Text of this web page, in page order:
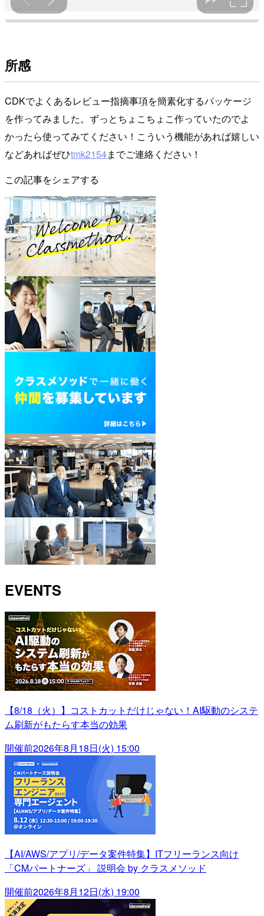
所感
CDKでよくあるレビュー指摘事項を簡素化するパッケージ
を作ってみました。ずっとちょこちょこ作っていたのでよ
かったら使ってみてください！こういう機能があれば嬉しい
などあればぜひtmk2154までご連絡ください！
この記事をシェアする
EVENTS
【8/18（火）】コストカットだけじゃない！AI駆動のシステ
ム刷新がもたらす本当の効果
開催前2026年8月18日(火) 15:00
【AI/AWS/アプリ/データ案件特集】ITフリーランス向け
「CMパートナーズ」 説明会 by クラスメソッド
開催前2026年8月12日(水) 19:00